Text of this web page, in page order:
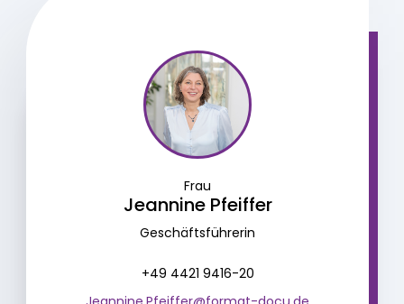
Haben Sie Fragen? Kontaktieren Sie uns!
Frau
Jeannine Pfeiffer
Geschäftsführerin
+49 4421 9416-20